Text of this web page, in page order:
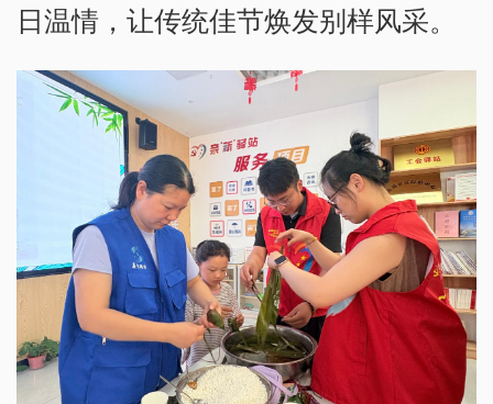
日温情，让传统佳节焕发别样风采。